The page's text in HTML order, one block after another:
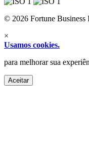
© 2026 Fortune Business
×
Usamos cookies.
para melhorar sua
Aceitar